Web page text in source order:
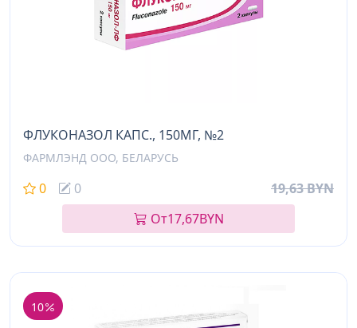
ФЛУКОНАЗОЛ КАПС., 150МГ, №2
ФАРМЛЭНД ООО, БЕЛАРУСЬ
0 0
19,63 BYN
От17,67BYN
10